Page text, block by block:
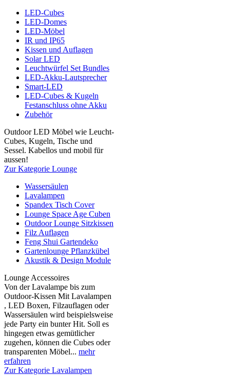
LED-Cubes
LED-Domes
LED-Möbel
IR und IP65
Kissen und Auflagen
Solar LED
Leuchtwürfel Set Bundles
LED-Akku-Lautsprecher
Smart-LED
LED-Cubes & Kugeln
Festanschluss ohne Akku
Zubehör
Outdoor LED Möbel wie Leucht-
Cubes, Kugeln, Tische und
Sessel. Kabellos und mobil für
aussen!
Zur Kategorie Lounge
Wassersäulen
Lavalampen
Spandex Tisch Cover
Lounge Space Age Cuben
Outdoor Lounge Sitzkissen
Filz Auflagen
Feng Shui Gartendeko
Gartenlounge Pflanzkübel
Akustik & Design Module
Lounge Accessoires
Von der Lavalampe bis zum
Outdoor-Kissen Mit Lavalampen
, LED Boxen, Filzauflagen oder
Wassersäulen wird beispielsweise
jede Party ein bunter Hit. Soll es
hingegen etwas gemütlicher
zugehen, können die Cubes oder
transparenten Möbel... mehr
erfahren
Zur Kategorie Lavalampen